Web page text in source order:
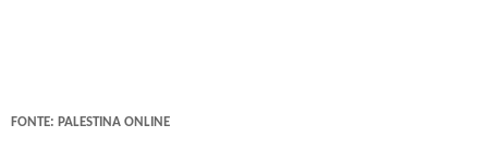
FONTE: PALESTINA ONLINE